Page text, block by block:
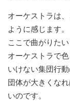
オーケストラは
ように感じます。
ここで曲がりた
オーケストラで
いけない集団行
団体が大きくな
いのです。